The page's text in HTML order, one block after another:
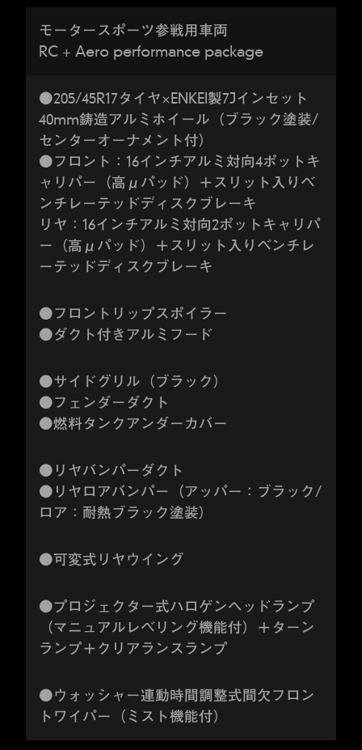
モータースポーツ参戦用車両
RC + Aero performance package
●205/45R17タイヤ×ENKEI製7Jインセット
40mm鋳造アルミホイール（ブラック塗装/
センターオーナメント付）
●フロント：16インチアルミ対向4ポットキ
ャリパー（高μパッド）＋スリット入りベ
ンチレーテッドディスクブレーキ
リヤ：16インチアルミ対向2ポットキャリパ
ー（高μパッド）＋スリット入りベンチレ
ーテッドディスクブレーキ
●フロントリップスポイラー
●ダクト付きアルミフード
●サイドグリル（ブラック）
●フェンダーダクト
●燃料タンクアンダーカバー
●リヤバンパーダクト
●リヤロアバンパー（アッパー：ブラック/
ロア：耐熱ブラック塗装）
●可変式リヤウイング
●プロジェクター式ハロゲンヘッドランプ
（マニュアルレベリング機能付）＋ターン
ランプ＋クリアランスランプ
●ウォッシャー連動時間調整式間欠フロン
トワイパー（ミスト機能付）